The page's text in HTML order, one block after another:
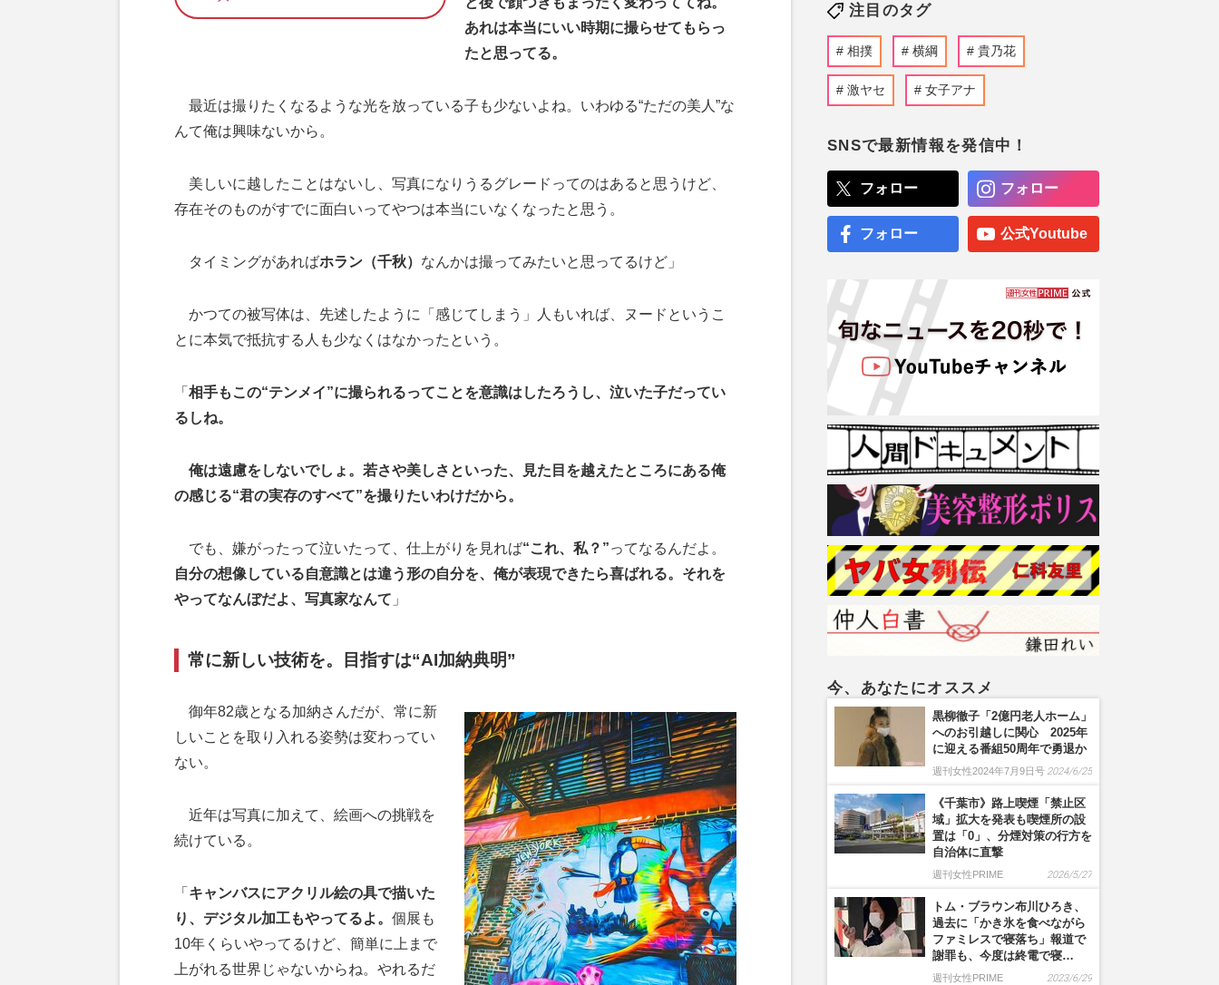
あれは本当にいい時期に撮らせてもらっ
たと思ってる。
最近は撮りたくなるような光を放っている子も少ないよね。いわゆる“ただの美人”な
んて俺は興味ないから。
美しいに越したことはないし、写真になりうるグレードってのはあると思うけど、
存在そのものがすでに面白いってやつは本当にいなくなったと思う。
タイミングがあればホラン（千秋） なんかは撮ってみたいと思ってるけど」
かつての被写体は、先述したように「感じてしまう」人もいれば、ヌードというこ
とに本気で抵抗する人も少なくはなかったという。
「 相手もこの“テンメイ”に撮られるってことを意識はしたろうし、泣いた子だってい
るしね。
俺は遠慮をしないでしょ。若さや美しさといった、見た目を越えたところにある俺
の感じる“君の実存のすべて”を撮りたいわけだから。
でも、嫌がったって泣いたって、仕上がりを見れば“これ、私？”ってなるんだよ。
自分の想像している自意識とは違う形の自分を、俺が表現できたら喜ばれる。それを
やってなんぼだよ、写真家なんて 」
常に新しい技術を。目指すは“AI加納典明”
御年82歳となる加納さんだが、常に新
しいことを取り入れる姿勢は変わってい
ない。
近年は写真に加えて、絵画への挑戦を
続けている。
「 キャンバスにアクリル絵の具で描いた
り、デジタル加工もやってるよ。 個展も
10年くらいやってるけど、簡単に上まで
上がれる世界じゃないからね。やれるだ
注目のタグ
相撲 横綱 貴乃花
激ヤセ 女子アナ
SNSで最新情報を発信中！
フォロー フォロー
フォロー 公式Youtube
今、あなたにオススメ
黒柳徹子「2億円老人ホーム」
へのお引越しに関心 2025年
に迎える番組50周年で勇退か
週刊女性2024年7月9日号 2024/6/25
《千葉市》路上喫煙「禁止区
域」拡大を発表も喫煙所の設
置は「0」、分煙対策の行方を
自治体に直撃
週刊女性PRIME 2026/5/27
トム・ブラウン布川ひろき、
過去に「かき氷を食べながら
ファミレスで寝落ち」報道で
謝罪も、今度は終電で寝…
週刊女性PRIME 2023/6/29